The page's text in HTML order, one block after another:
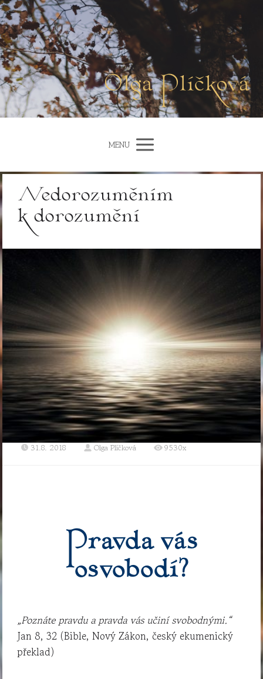
Olga Plíčková
MENU
Nedorozuměním
k dorozumění
31.8. 2018 Olga Plíčková 9530x
Pravda vás
osvobodí?
„Poznáte pravdu a pravda vás učiní svobodnými.“
Jan 8, 32 (Bible, Nový Zákon, český ekumenický
překlad)